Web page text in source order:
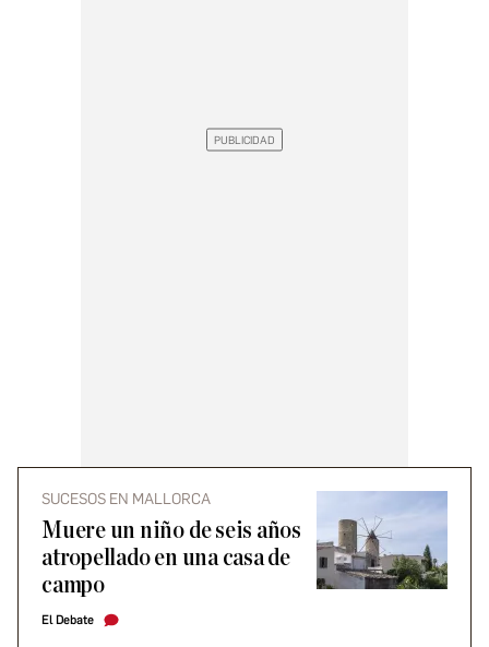
SUCESOS EN MALLORCA
Muere un niño de seis años
atropellado en una casa de
campo
El Debate